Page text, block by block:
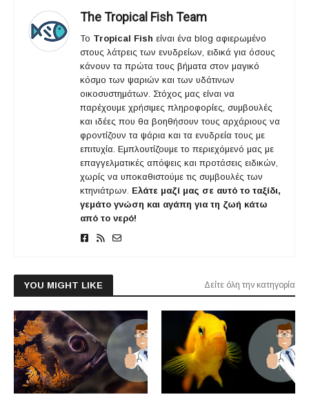
The Tropical Fish Team
Το Tropical Fish είναι ένα blog αφιερωμένο
στους λάτρεις των ενυδρείων, ειδικά για όσους
κάνουν τα πρώτα τους βήματα στον μαγικό
κόσμο των ψαριών και των υδάτινων
οικοσυστημάτων. Στόχος μας είναι να
παρέχουμε χρήσιμες πληροφορίες, συμβουλές
και ιδέες που θα βοηθήσουν τους αρχάριους να
φροντίζουν τα ψάρια και τα ενυδρεία τους με
επιτυχία. Εμπλουτίζουμε το περιεχόμενό μας με
επαγγελματικές απόψεις και προτάσεις ειδικών,
χωρίς να υποκαθιστούμε τις συμβουλές των
κτηνιάτρων. Ελάτε μαζί μας σε αυτό το ταξίδι,
γεμάτο γνώση και αγάπη για τη ζωή κάτω
από το νερό!
YOU MIGHT LIKE Δείτε όλη την κατηγορία